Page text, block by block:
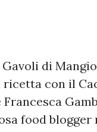
di
ricetta con il
Francesca
food blogger